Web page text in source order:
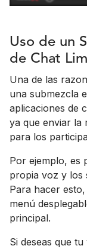
Uso de un
de Chat
Una de las
una submezcla
aplicaciones de
ya que enviar la
para los
Por ejemplo, es
propia voz y los
Para hacer esto,
menú
principal.
Si deseas que